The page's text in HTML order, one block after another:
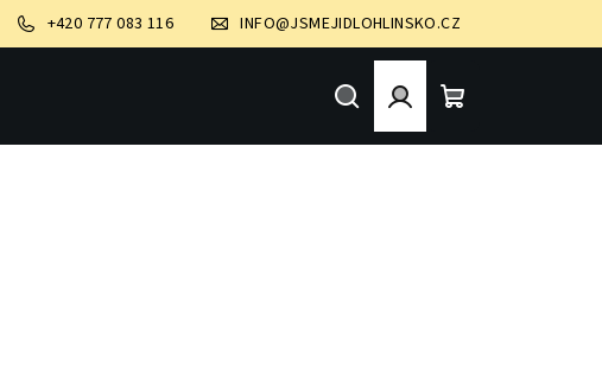
+420 777 083 116 INFO@JSMEJIDLOHLINSKO.CZ
HledatPřihlášení